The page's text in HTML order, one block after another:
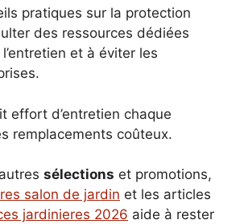
pratiques sur la protection
des ressources dédiées
et à éviter les
effort d’entretien chaque
remplacements coûteux.
sélections et promotions,
salon de jardin et les articles
jardinieres 2026 aide à rester